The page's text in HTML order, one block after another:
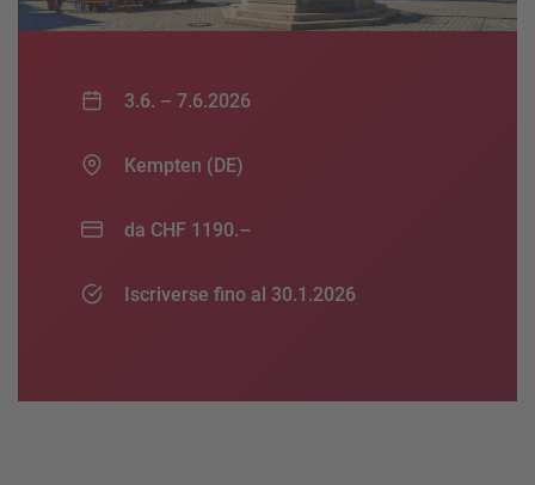
3.6. – 7.6.2026
Kempten (DE)
da CHF 1190.–
Iscriverse fino al 30.1.2026